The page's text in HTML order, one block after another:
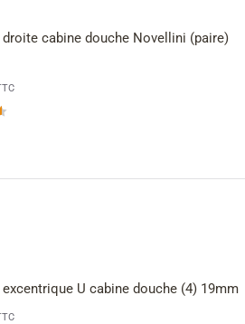
droite cabine douche Novellini (paire)
U cabine douche (4) 19mm